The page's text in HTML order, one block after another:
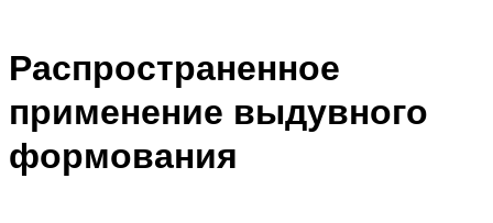
Распространенное
применение выдувного
формования